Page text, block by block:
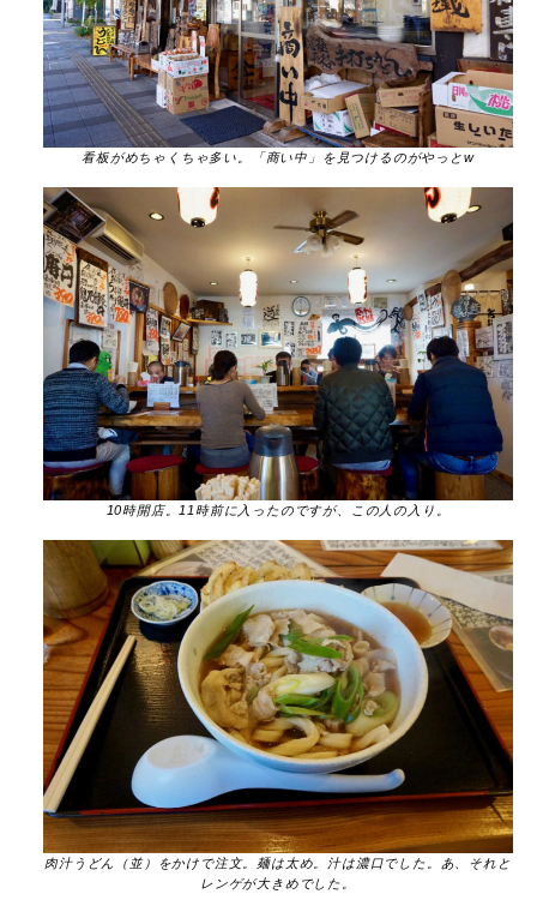
看板がめちゃくちゃ多い。「商い中」を見つけるのがやっとw
10時開店。11時前に入ったのですが、この人の入り。
肉汁うどん（並）をかけで注文。麺は太め。汁は濃口でした。あ、それと
レンゲが大きめでした。